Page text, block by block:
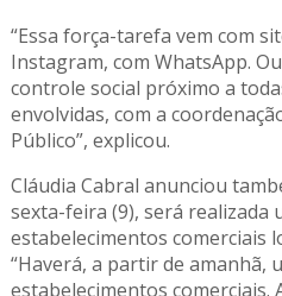
“Essa força-tarefa vem com
Instagram, com WhatsApp.
controle social próximo a
envolvidas, com a
Público”, explicou.
Cláudia Cabral anunciou
sexta-feira (9), será realizada
estabelecimentos comerciais
“Haverá, a partir de amanhã,
estabelecimentos comerciais.